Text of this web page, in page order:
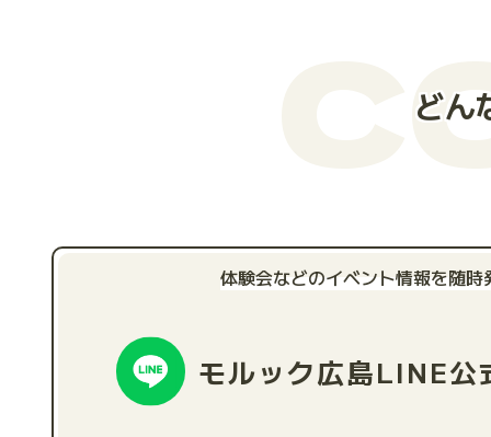
どん
体験会などのイベント情報を随時
モルック広島LINE公